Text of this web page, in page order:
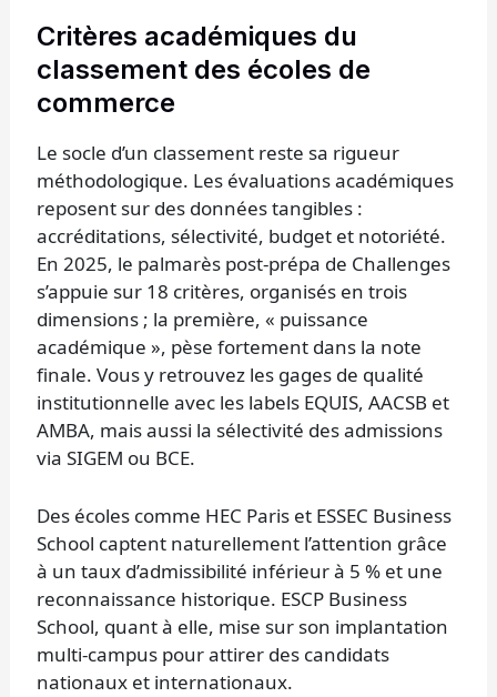
Critères académiques du
classement des écoles de
commerce
Le socle d’un classement reste sa rigueur
méthodologique. Les évaluations académiques
reposent sur des données tangibles :
accréditations, sélectivité, budget et notoriété.
En 2025, le palmarès post-prépa de Challenges
s’appuie sur 18 critères, organisés en trois
dimensions ; la première, « puissance
académique », pèse fortement dans la note
finale. Vous y retrouvez les gages de qualité
institutionnelle avec les labels EQUIS, AACSB et
AMBA, mais aussi la sélectivité des admissions
via SIGEM ou BCE.
Des écoles comme HEC Paris et ESSEC Business
School captent naturellement l’attention grâce
à un taux d’admissibilité inférieur à 5 % et une
reconnaissance historique. ESCP Business
School, quant à elle, mise sur son implantation
multi-campus pour attirer des candidats
nationaux et internationaux.